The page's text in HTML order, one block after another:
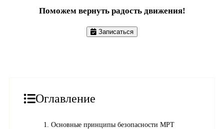
Поможем вернуть радость движения!
Записаться
Оглавление
1. Основные принципы безопасности МРТ